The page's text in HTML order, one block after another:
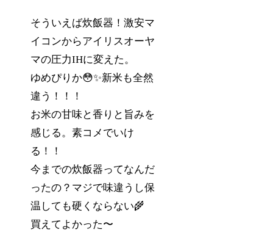
そういえば炊飯器！激安マ
イコンからアイリスオーヤ
マの圧力IHに変えた。
ゆめぴりか😳✨新米も全然
違う！！！
お米の甘味と香りと旨みを
感じる。素コメでいけ
る！！
今までの炊飯器ってなんだ
ったの？マジで味違うし保
温しても硬くならない🌾
買えてよかった〜